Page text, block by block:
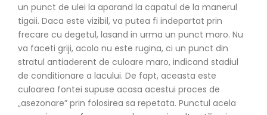
un punct de ulei la aparand la capatul de la manerul
tigaii. Daca este vizibil, va putea fi indepartat prin
frecare cu degetul, lasand in urma un punct maro. Nu
va faceti griji, acolo nu este rugina, ci un punct din
stratul antiaderent de culoare maro, indicand stadiul
de conditionare a lacului. De fapt, aceasta este
culoarea fontei supuse acasa acestui proces de
„asezonare” prin folosirea sa repetata. Punctul acela